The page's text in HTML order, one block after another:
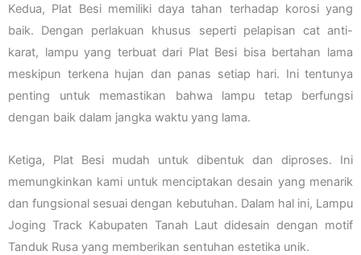
Kedua, Plat Besi memiliki daya tahan terhadap korosi yang
baik. Dengan perlakuan khusus seperti pelapisan cat anti-
karat, lampu yang terbuat dari Plat Besi bisa bertahan lama
meskipun terkena hujan dan panas setiap hari. Ini tentunya
penting untuk memastikan bahwa lampu tetap berfungsi
dengan baik dalam jangka waktu yang lama.
Ketiga, Plat Besi mudah untuk dibentuk dan diproses. Ini
memungkinkan kami untuk menciptakan desain yang menarik
dan fungsional sesuai dengan kebutuhan. Dalam hal ini, Lampu
Joging Track Kabupaten Tanah Laut didesain dengan motif
Tanduk Rusa yang memberikan sentuhan estetika unik.